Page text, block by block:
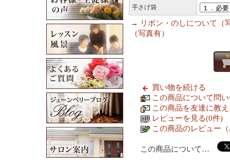
手さげ袋
→
リボン・のしについて（
（写真有）
買い物を続ける
この商品について問
この商品を友達に教
レビューを見る(0件)
この商品のレビュー
この商品について…